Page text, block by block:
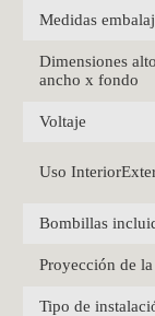
Medidas
Dimensiones
ancho x fondo
Voltaje
Uso
Bombillas
Proyección de
Tipo de